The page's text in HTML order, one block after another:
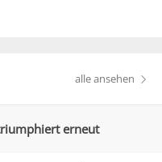
alle ansehen
erneut